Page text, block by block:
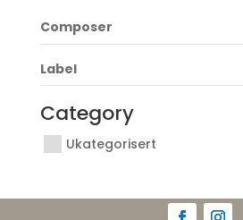
Composer
Label
Category
Ukategorisert